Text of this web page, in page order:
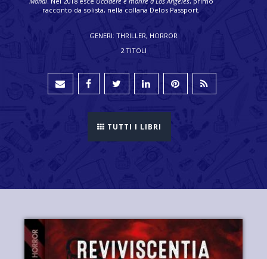
racconto da solista, nella collana Delos Passport.
GENERI: THRILLER, HORROR
2 TITOLI
TUTTI I LIBRI